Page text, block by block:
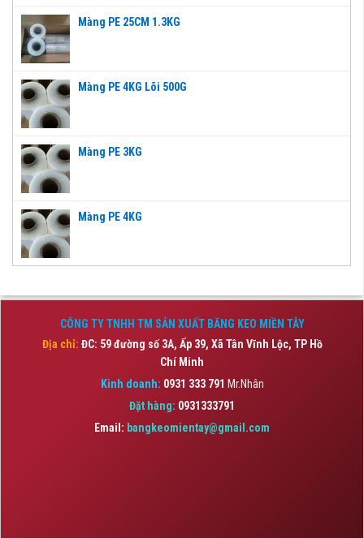
Màng PE 25CM 1.3KG
Màng PE 4KG Lõi 500G
Màng PE 3KG
Màng PE 4KG
CÔNG TY TNHH TM SẢN XUẤT BĂNG KEO MIỀN TÂY
Địa chỉ: ĐC: 59 đường số 3A, Ấp 39, Xã Tân Vĩnh Lộc, TP Hồ
Chí Minh
Kinh doanh: 0931 333 791 Mr.Nhân
Đặt hàng: 0931333791
Email: bangkeomientay@gmail.com